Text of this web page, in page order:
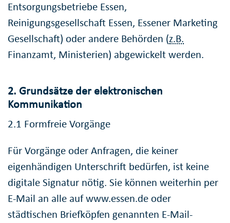
Entsorgungsbetriebe Essen,
Reinigungsgesellschaft Essen, Essener Marketing
Gesellschaft) oder andere Behörden (z.B.
Finanzamt, Ministerien) abgewickelt werden.
2. Grundsätze der elektronischen
Kommunikation
2.1 Formfreie Vorgänge
Für Vorgänge oder Anfragen, die keiner
eigenhändigen Unterschrift bedürfen, ist keine
digitale Signatur nötig. Sie können weiterhin per
E-Mail an alle auf www.essen.de oder
städtischen Briefköpfen genannten E-Mail-